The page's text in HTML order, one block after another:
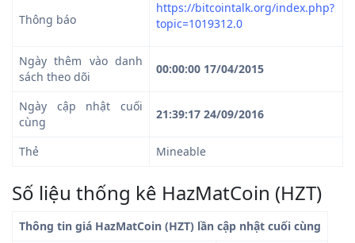
Thông báo
https://bitcointalk.org/index.php?
topic=1019312.0
Ngày thêm vào danh
sách theo dõi
00:00:00 17/04/2015
Ngày cập nhật cuối
cùng
21:39:17 24/09/2016
Thẻ Mineable
Số liệu thống kê HazMatCoin (HZT)
Thông tin giá HazMatCoin (HZT) lần cập nhật cuối cùng